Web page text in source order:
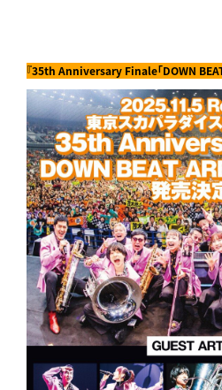
『35th Anniversary Finale「DOWN BEAT